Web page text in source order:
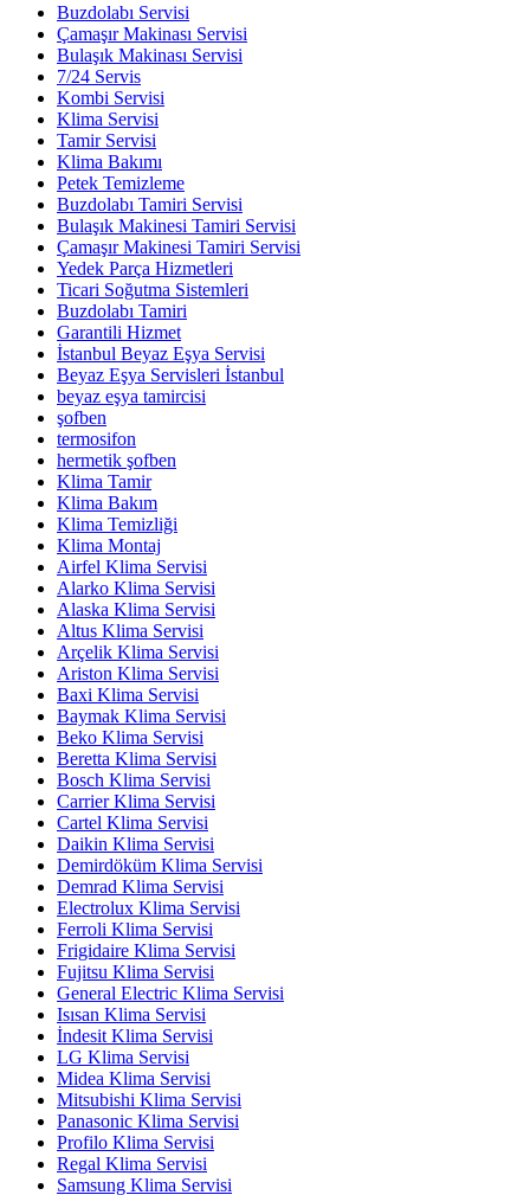
Buzdolabı Servisi
Çamaşır Makinası Servisi
Bulaşık Makinası Servisi
7/24 Servis
Kombi Servisi
Klima Servisi
Tamir Servisi
Klima Bakımı
Petek Temizleme
Buzdolabı Tamiri Servisi
Bulaşık Makinesi Tamiri Servisi
Çamaşır Makinesi Tamiri Servisi
Yedek Parça Hizmetleri
Ticari Soğutma Sistemleri
Buzdolabı Tamiri
Garantili Hizmet
İstanbul Beyaz Eşya Servisi
Beyaz Eşya Servisleri İstanbul
beyaz eşya tamircisi
şofben
termosifon
hermetik şofben
Klima Tamir
Klima Bakım
Klima Temizliği
Klima Montaj
Airfel Klima Servisi
Alarko Klima Servisi
Alaska Klima Servisi
Altus Klima Servisi
Arçelik Klima Servisi
Ariston Klima Servisi
Baxi Klima Servisi
Baymak Klima Servisi
Beko Klima Servisi
Beretta Klima Servisi
Bosch Klima Servisi
Carrier Klima Servisi
Cartel Klima Servisi
Daikin Klima Servisi
Demirdöküm Klima Servisi
Demrad Klima Servisi
Electrolux Klima Servisi
Ferroli Klima Servisi
Frigidaire Klima Servisi
Fujitsu Klima Servisi
General Electric Klima Servisi
Isısan Klima Servisi
İndesit Klima Servisi
LG Klima Servisi
Midea Klima Servisi
Mitsubishi Klima Servisi
Panasonic Klima Servisi
Profilo Klima Servisi
Regal Klima Servisi
Samsung Klima Servisi